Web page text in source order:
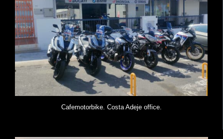
Cafemotorbike. Costa Adeje office.